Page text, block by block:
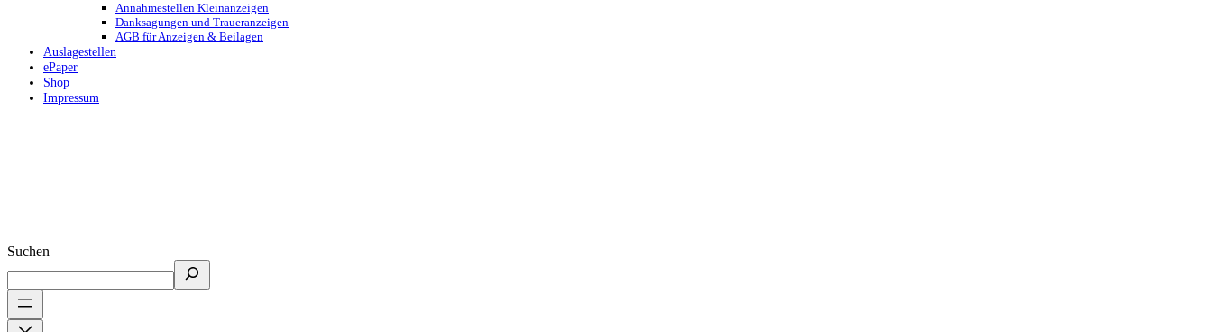
Annahmestellen Kleinanzeigen
Danksagungen und Traueranzeigen
AGB für Anzeigen & Beilagen
Auslagestellen
ePaper
Shop
Impressum
Suchen